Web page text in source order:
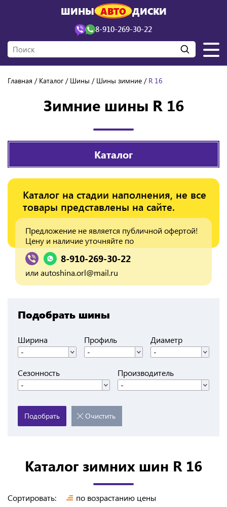
ШИНЫ АВТО ДИСКИ
8-910-269-30-22
Главная Каталог Шины Шины зимние R 16
Зимние шины R 16
Каталог
Каталог на стадии наполнения, не все
товары представлены на сайте.
Предложение не является публичной офертой!
Цену и наличие уточняйте по
8-910-269-30-22
или autoshina.orl@mail.ru
Подобрать шины
Ширина
-
Профиль
-
Диаметр
-
Сезонность
-
Производитель
-
Подобрать Очистить
Каталог зимних шин R 16
Сортировать:
по возрастанию цены